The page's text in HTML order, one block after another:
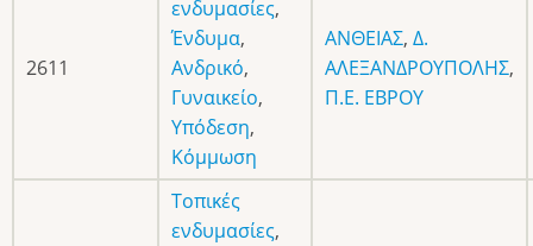
2611
ενδυμασίες,
Ένδυμα,
Ανδρικό,
Γυναικείο,
Υπόδεση,
Κόμμωση
ΑΝΘΕΙΑΣ, Δ.
ΑΛΕΞΑΝΔΡΟΥΠΟΛΗΣ,
Π.Ε. ΕΒΡΟΥ
Τοπικές
ενδυμασίες,